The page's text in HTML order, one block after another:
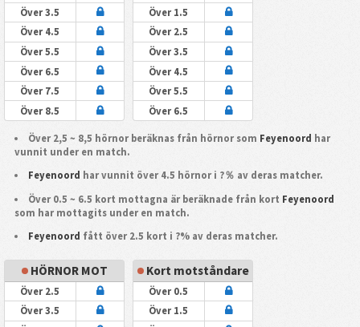
Över 3.5
Över 4.5
Över 5.5
Över 6.5
Över 7.5
Över 8.5
Över 1.5
Över 2.5
Över 3.5
Över 4.5
Över 5.5
Över 6.5
Över 2,5 ~ 8,5 hörnor beräknas från hörnor som Feyenoord har
vunnit under en match.
Feyenoord har vunnit över 4.5 hörnor i ?％ av deras matcher.
Över 0.5 ~ 6.5 kort mottagna är beräknade från kort Feyenoord
som har mottagits under en match.
Feyenoord fått över 2.5 kort i ?% av deras matcher.
HÖRNOR MOT
Över 2.5
Över 3.5
Kort motståndare
Över 0.5
Över 1.5